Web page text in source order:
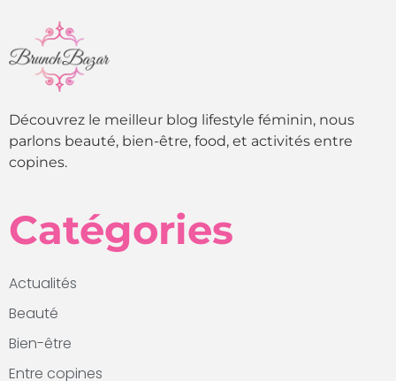
Découvrez le meilleur blog lifestyle féminin, nous
parlons beauté, bien-être, food, et activités entre
copines.
Catégories
Actualités
Beauté
Bien-être
Entre copines